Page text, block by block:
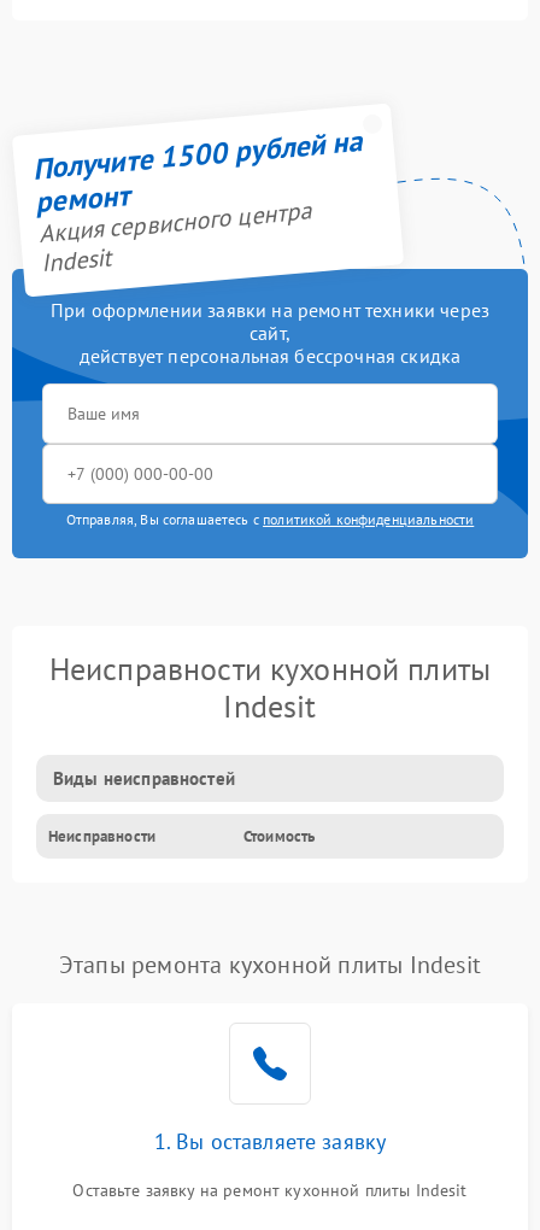
Получите 1500 рублей на
ремонт
Акция сервисного центра
Indesit
При оформлении заявки на ремонт техники через
сайт,
действует персональная бессрочная скидка
Отправляя, Вы соглашаетесь с политикой конфиденциальности
Неисправности кухонной плиты
Indesit
Виды неисправностей
Неисправности Стоимость
Этапы ремонта кухонной плиты Indesit
1. Вы оставляете заявку
Оставьте заявку на ремонт кухонной плиты Indesit